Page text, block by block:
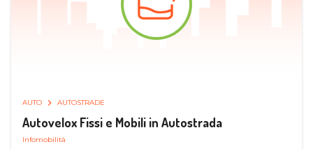
AUTO AUTOSTRADE
Autovelox Fissi e Mobili in Autostrada
Infomobilità